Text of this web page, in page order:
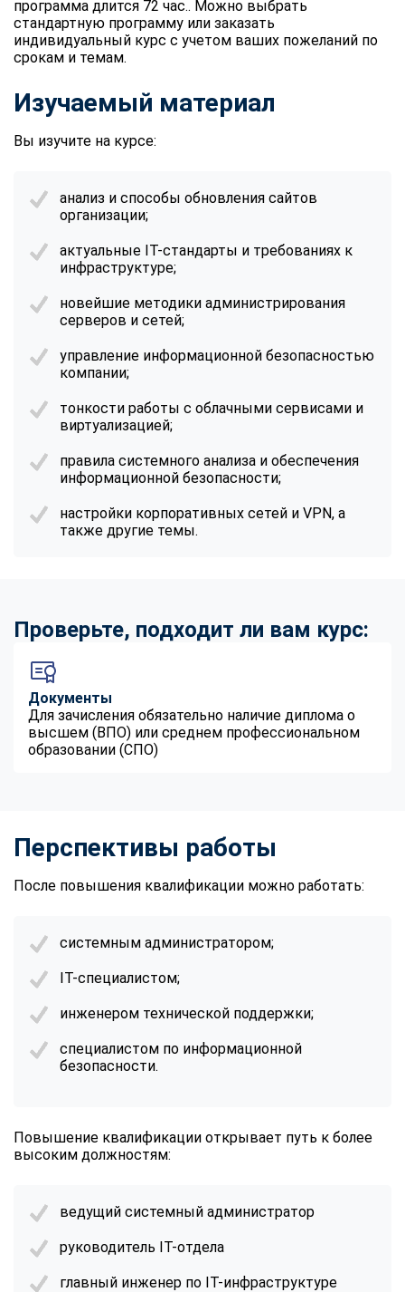
программа длится 72 час.. Можно выбрать
стандартную программу или заказать
индивидуальный курс с учетом ваших пожеланий по
срокам и темам.
Изучаемый материал
Вы изучите на курсе:
анализ и способы обновления сайтов
организации;
актуальные IT-стандарты и требованиях к
инфраструктуре;
новейшие методики администрирования
серверов и сетей;
управление информационной безопасностью
компании;
тонкости работы с облачными сервисами и
виртуализацией;
правила системного анализа и обеспечения
информационной безопасности;
настройки корпоративных сетей и VPN, а
также другие темы.
Проверьте, подходит ли вам курс:
Документы
Для зачисления обязательно наличие диплома о
высшем (ВПО) или среднем профессиональном
образовании (СПО)
Перспективы работы
После повышения квалификации можно работать:
системным администратором;
IT-специалистом;
инженером технической поддержки;
специалистом по информационной
безопасности.
Повышение квалификации открывает путь к более
высоким должностям:
ведущий системный администратор
руководитель IT-отдела
главный инженер по IT-инфраструктуре